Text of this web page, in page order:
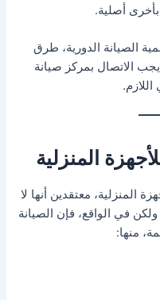
بأخرى أصلية.
الصيانة الدورية، طرق
الاتصال بمركز صيانة
المنزلية
المنزلية، معتقدين أنها لا
في الواقع، فإن الصيانة
منها: